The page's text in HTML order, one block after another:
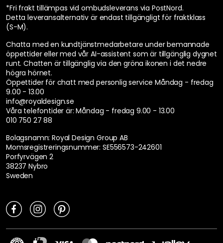
*Fri frakt tillämpas vid ombudsleverans via PostNord.
Detta leveransalternativ är endast tillgängligt för fraktklass
(S-M).
Chatta med en kundtjänstmedarbetare under bemannade
öppettider eller med vår AI-assistent som är tillgänglig dygnet
runt. Chatten är tillgänglig via den gröna ikonen i det nedre
högra hörnet.
Öppettider för chatt med personlig service Måndag - fredag
9.00 - 13.00
info@royaldesign.se
Våra telefontider är: Måndag - fredag 9.00 - 13.00
010 750 27 88
Bolagsnamn: Royal Design Group AB
Momsregistreringsnummer: SE556573-242601
Porfyrvägen 2
38237 Nybro
Sweden